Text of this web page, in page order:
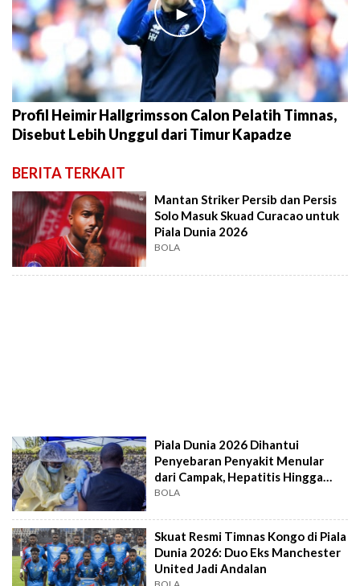
►
Profil Heimir Hallgrimsson Calon Pelatih Timnas,
Disebut Lebih Unggul dari Timur Kapadze
BERITA TERKAIT
Mantan Striker Persib dan Persis
Solo Masuk Skuad Curacao untuk
Piala Dunia 2026
BOLA
Piala Dunia 2026 Dihantui
Penyebaran Penyakit Menular
dari Campak, Hepatitis Hingga
Ebola
BOLA
Skuat Resmi Timnas Kongo di Piala
Dunia 2026: Duo Eks Manchester
United Jadi Andalan